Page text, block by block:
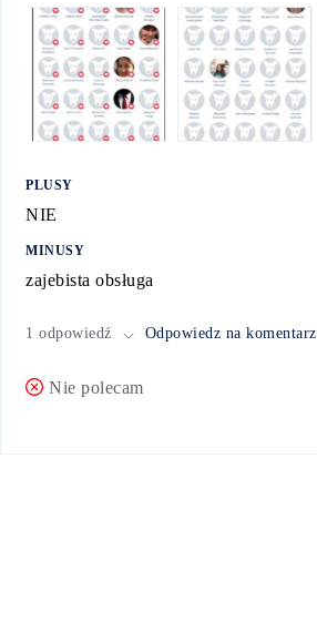
PLUSY
NIE
MINUSY
zajebista obsługa
1 odpowiedź Odpowiedz na komentarz
Nie polecam